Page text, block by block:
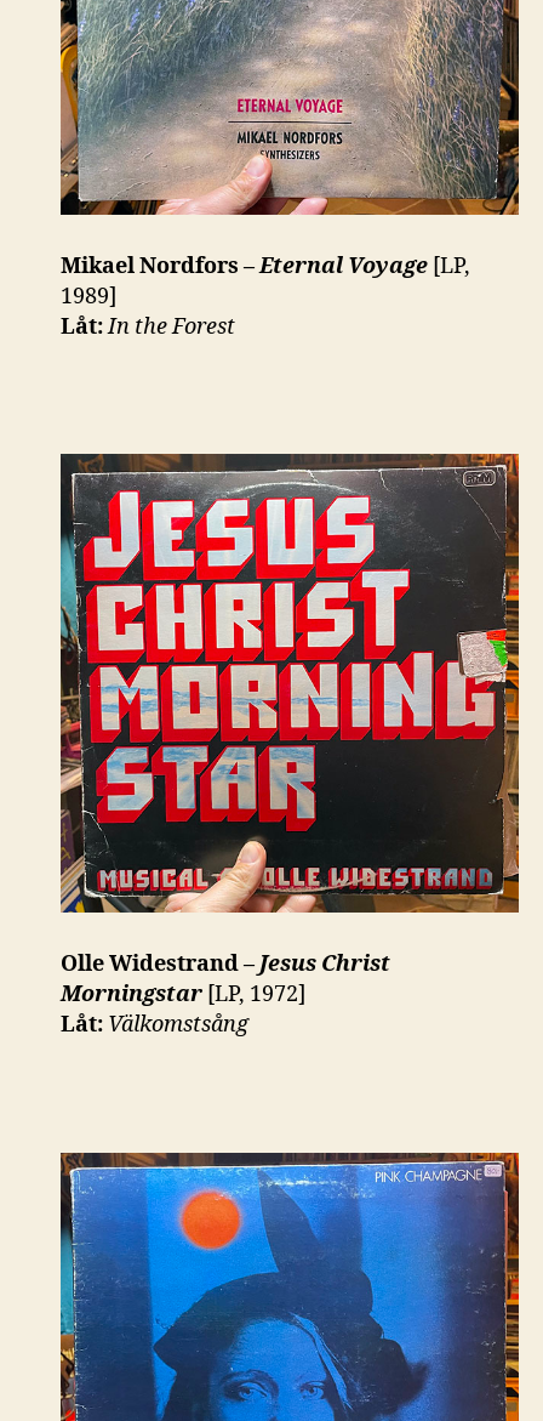
Mikael Nordfors –Eternal Voyage [LP,
1989]
Låt:In the Forest
Olle Widestrand – Jesus Christ
Morningstar [LP, 1972]
Låt: Välkomstsång